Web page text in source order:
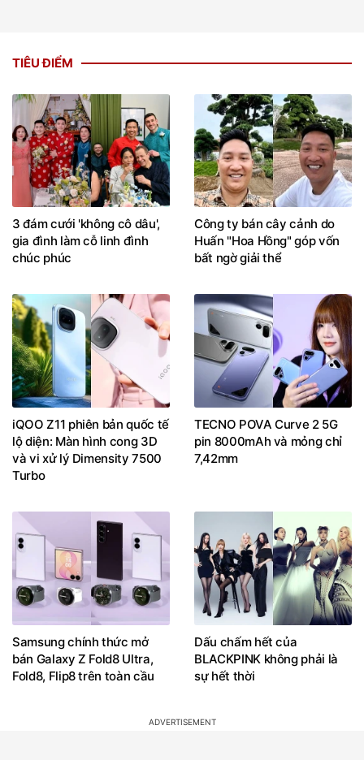
TIÊU ĐIỂM
3 đám cưới 'không cô dâu',
gia đình làm cỗ linh đình
chúc phúc
Công ty bán cây cảnh do
Huấn "Hoa Hồng" góp vốn
bất ngờ giải thể
iQOO Z11 phiên bản quốc tế
lộ diện: Màn hình cong 3D
và vi xử lý Dimensity 7500
Turbo
TECNO POVA Curve 2 5G
pin 8000mAh và mỏng chỉ
7,42mm
Samsung chính thức mở
bán Galaxy Z Fold8 Ultra,
Fold8, Flip8 trên toàn cầu
Dấu chấm hết của
BLACKPINK không phải là
sự hết thời